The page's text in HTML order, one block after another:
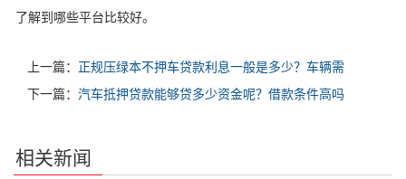
了解到哪些平台比较好。
上一篇： 正规压绿本不押车贷款利息一般是多少？车辆需
下一篇： 汽车抵押贷款能够贷多少资金呢？借款条件高吗
相关新闻